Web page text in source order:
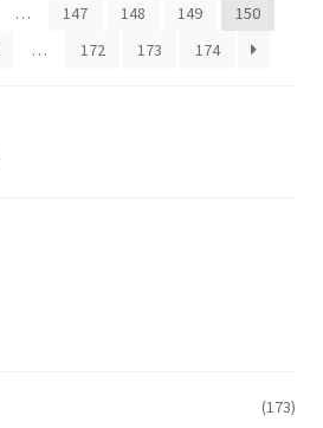
… 147 148 149
150
… 172 173 174
(173)